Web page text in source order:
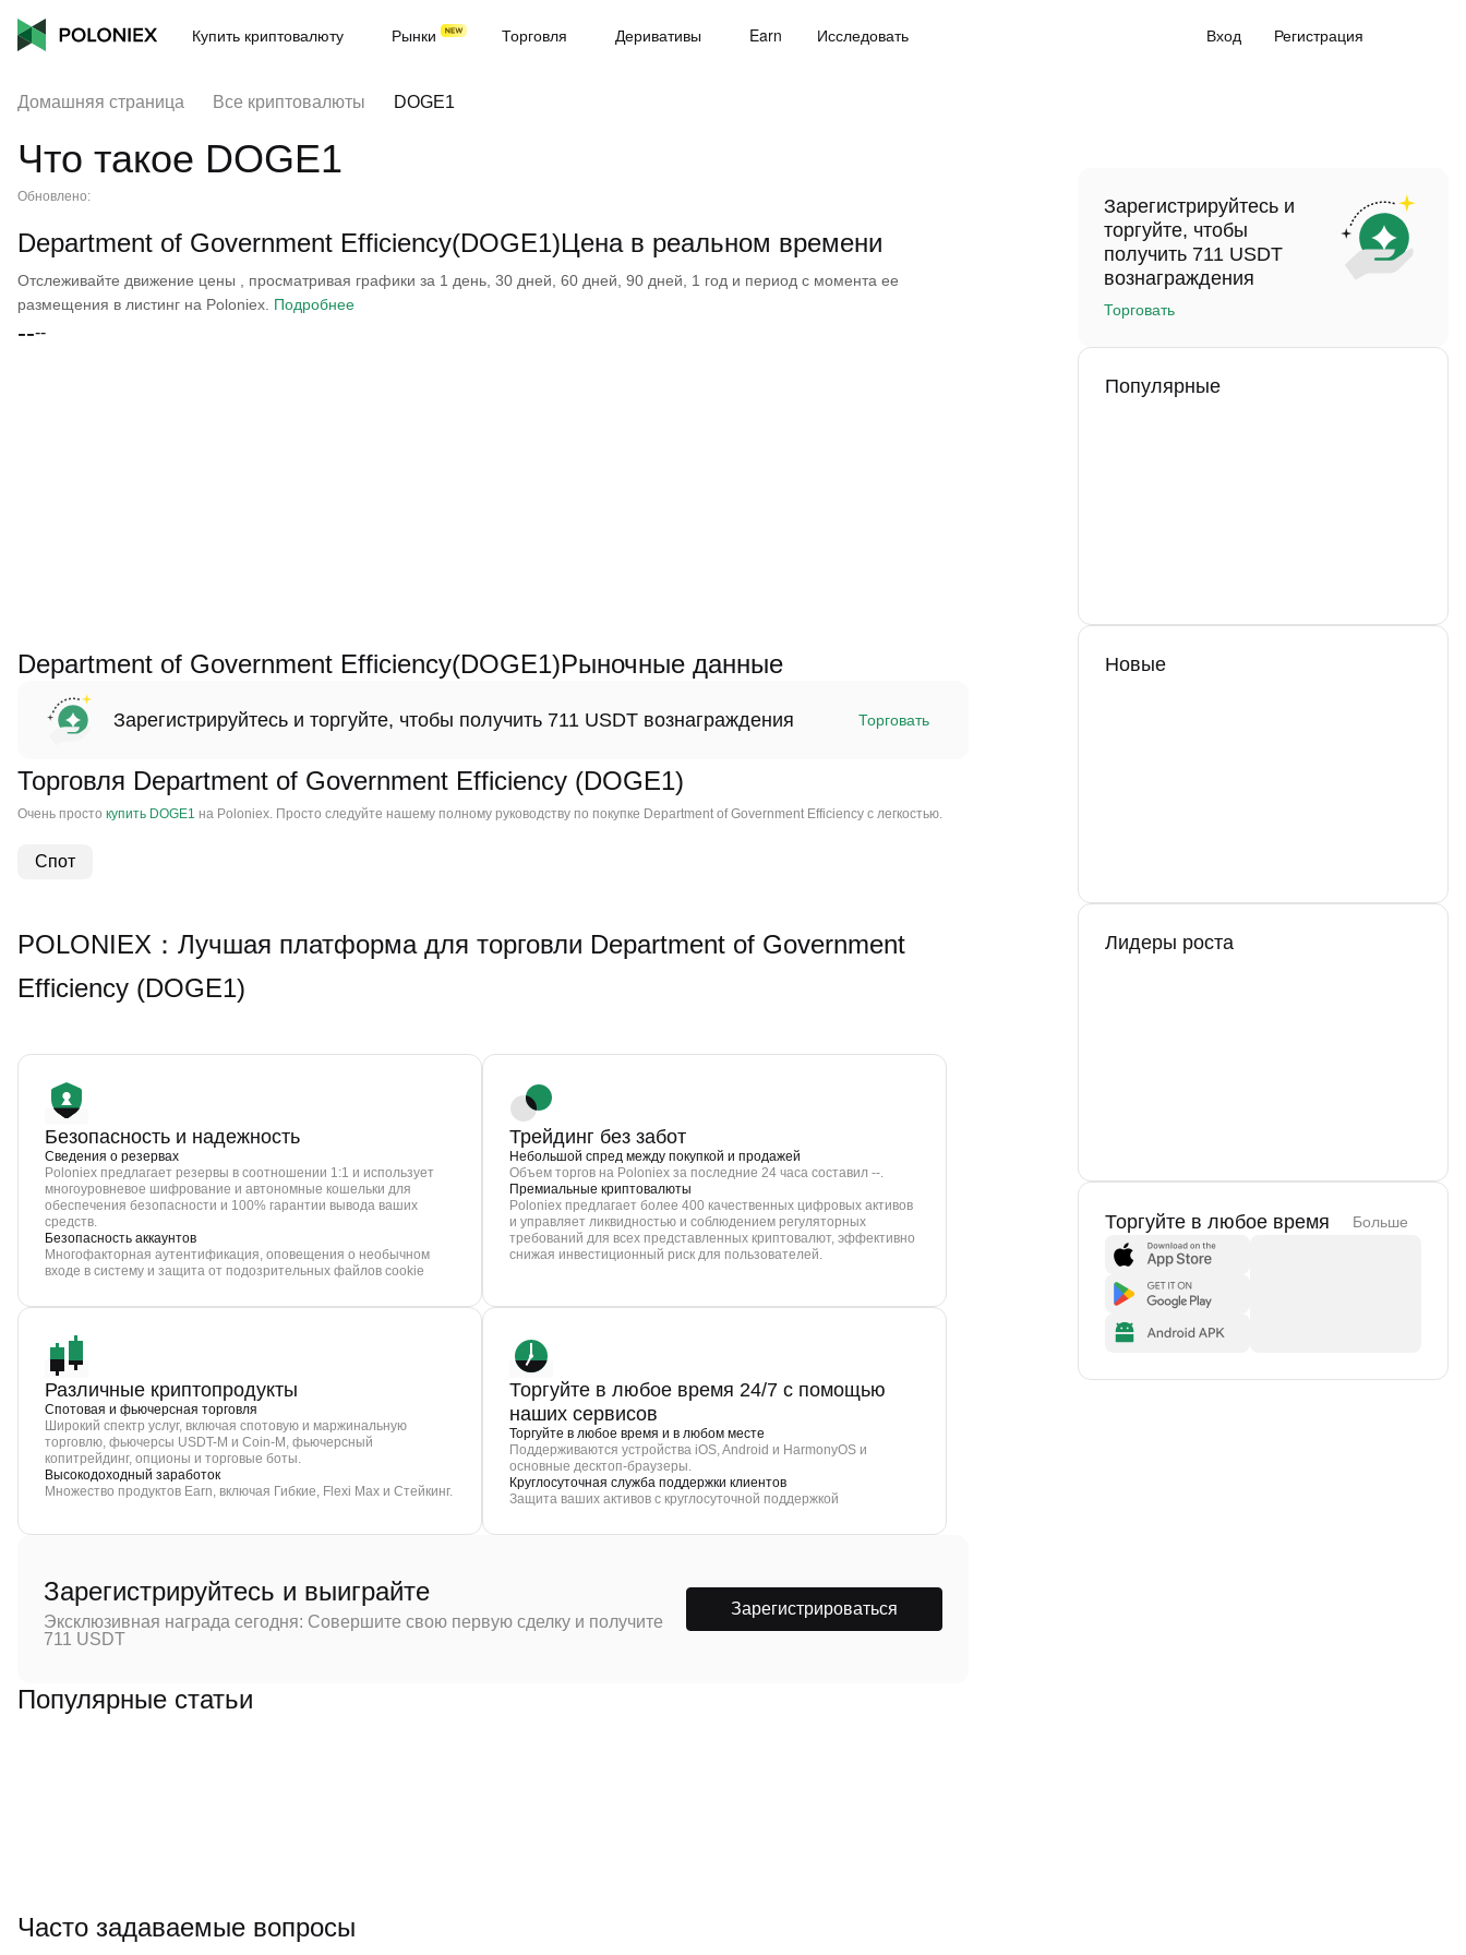
Купить криптовалюту Рынки Торговля Деривативы Earn Исследовать Вход Регистрация
Домашняя страница Все криптовалюты DOGE1
Что такое DOGE1
Обновлено:
Department of Government Efficiency(DOGE1)Цена в реальном времени
Отслеживайте движение цены , просматривая графики за 1 день, 30 дней, 60 дней, 90 дней, 1 год и период с момента ее
размещения в листинг на Poloniex. Подробнее
----
Department of Government Efficiency(DOGE1)Рыночные данные
Зарегистрируйтесь и торгуйте, чтобы получить 711 USDT вознаграждения Торговать
Торговля Department of Government Efficiency (DOGE1)
Очень просто купить DOGE1 на Poloniex. Просто следуйте нашему полному руководству по покупке Department of Government Efficiency с легкостью.
Спот
POLONIEX：Лучшая платформа для торговли Department of Government
Efficiency (DOGE1)
Безопасность и надежность
Сведения о резервах
Poloniex предлагает резервы в соотношении 1:1 и использует
многоуровневое шифрование и автономные кошельки для
обеспечения безопасности и 100% гарантии вывода ваших
средств.
Безопасность аккаунтов
Многофакторная аутентификация, оповещения о необычном
входе в систему и защита от подозрительных файлов cookie
Трейдинг без забот
Небольшой спред между покупкой и продажей
Объем торгов на Poloniex за последние 24 часа составил --.
Премиальные криптовалюты
Poloniex предлагает более 400 качественных цифровых активов
и управляет ликвидностью и соблюдением регуляторных
требований для всех представленных криптовалют, эффективно
снижая инвестиционный риск для пользователей.
Различные криптопродукты
Спотовая и фьючерсная торговля
Широкий спектр услуг, включая спотовую и маржинальную
торговлю, фьючерсы USDT-M и Coin-M, фьючерсный
копитрейдинг, опционы и торговые боты.
Высокодоходный заработок
Множество продуктов Earn, включая Гибкие, Flexi Max и Стейкинг.
Торгуйте в любое время 24/7 с помощью
наших сервисов
Торгуйте в любое время и в любом месте
Поддерживаются устройства iOS, Android и HarmonyOS и
основные десктоп-браузеры.
Круглосуточная служба поддержки клиентов
Защита ваших активов с круглосуточной поддержкой
Зарегистрируйтесь и выиграйте
Эксклюзивная награда сегодня: Совершите свою первую сделку и получите
711 USDT
Зарегистрироваться
Популярные статьи
Часто задаваемые вопросы
Зарегистрируйтесь и
торгуйте, чтобы
получить 711 USDT
вознаграждения
Торговать
Популярные
Новые
Лидеры роста
Торгуйте в любое время Больше